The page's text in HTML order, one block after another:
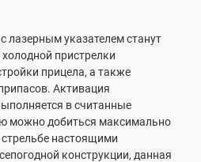
лазерным указателем станут
пристрелки
прицела, а также
Активация
в считанные
можно добиться максимально
настоящими
конструкции, данная